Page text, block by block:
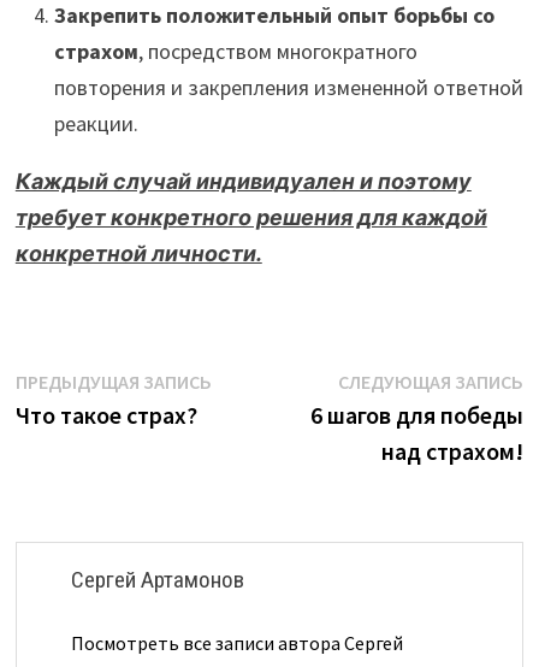
Закрепить положительный опыт борьбы со
страхом, посредством многократного
повторения и закрепления измененной ответной
реакции.
Каждый случай индивидуален и поэтому
требует конкретного решения для каждой
конкретной личности.
Навигация
по
ПРЕДЫДУЩАЯ ЗАПИСЬПредыдущая
Что такое страх?
СЛЕДУЮЩАЯ ЗАПИСЬ
6 шагов для победы
над страхом!
Сергей Артамонов
Посмотреть все записи автора Сергей